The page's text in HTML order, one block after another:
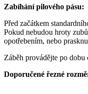
Zabíhání pilového pásu:
Před začátkem
Pokud nebudou hroty
opotřebením, nebo
Záběh provádějte po dobu
Doporučené řezné